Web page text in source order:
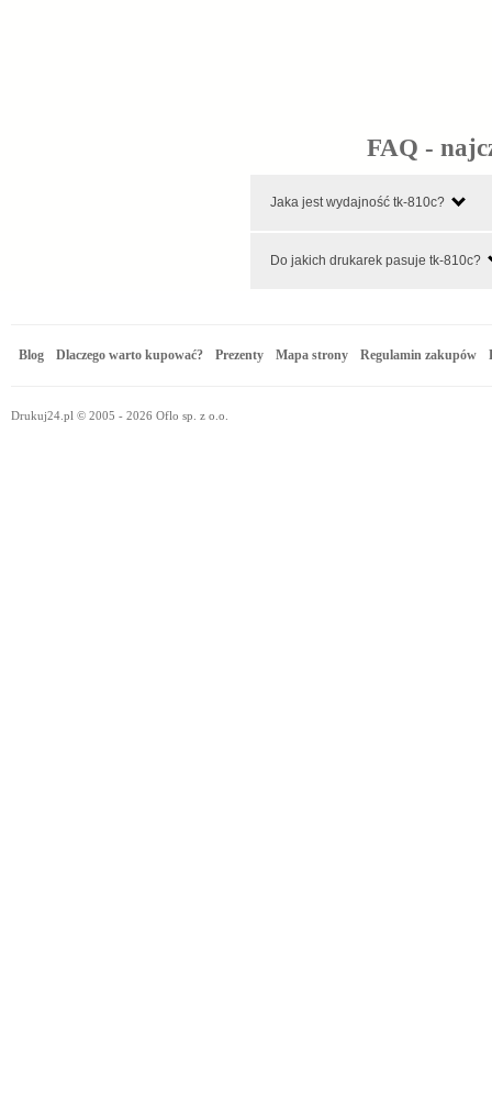
FAQ -
Jaka jest wydajność tk-810c?
Do jakich drukarek pasuje tk-810c?
Blog Dlaczego warto kupować? Prezenty Mapa strony Regulamin zakupów
Drukuj24.pl © 2005 - 2026 Oflo sp. z o.o.